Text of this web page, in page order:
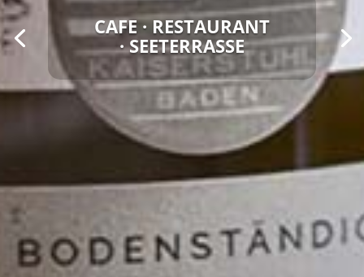
CAFE · RESTAURANT
· SEETERRASSE